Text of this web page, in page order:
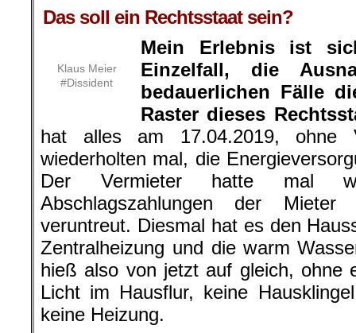
Das soll ein Rechtsstaat sein?
Klaus Meier
#Dissident
Mein Erlebnis ist
Einzelfall, die
bedauerlichen Fälle
Raster dieses
hat alles am 17.04.2019, ohne
wiederholten mal, die
Der Vermieter hatte mal
Abschlagszahlungen der
veruntreut. Diesmal hat es den
Zentralheizung und die warm
hieß also von jetzt auf gleich, ohne
Licht im Hausflur, keine
keine Heizung.